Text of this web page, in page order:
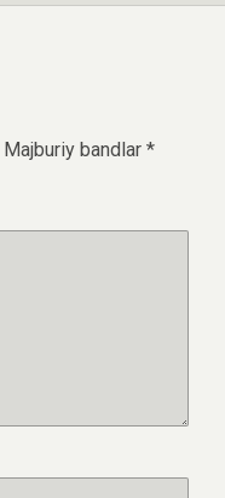
Majburiy bandlar *